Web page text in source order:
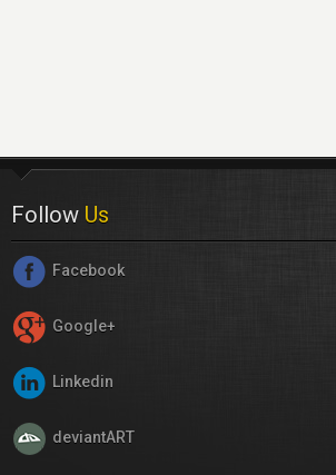
Follow Us
Facebook
Google+
Linkedin
deviantART